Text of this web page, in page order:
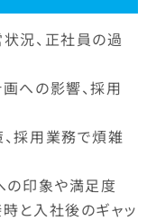
況、正社員の過
への影響、採用
採用業務で煩雑
の印象や満足度
と入社後のギャッ